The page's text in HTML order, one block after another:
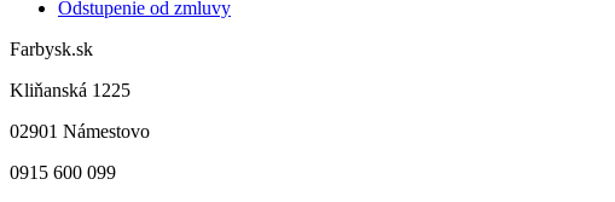
Odstupenie od zmluvy
Farbysk.sk
Kliňanská 1225
02901 Námestovo
0915 600 099